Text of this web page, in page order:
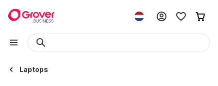
Laptops